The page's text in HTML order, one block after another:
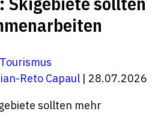
Reto Capaul| 28.07.2026